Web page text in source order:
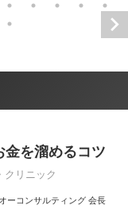
を溜めるコツ
クリニック
ーコンサルティング 会長